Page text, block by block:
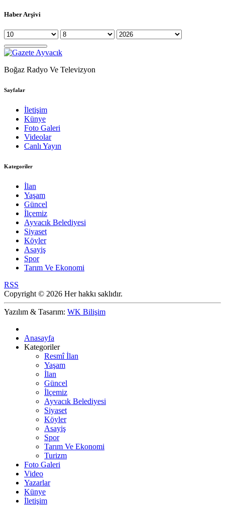
Haber Arşivi
Boğaz Radyo Ve Televizyon
Sayfalar
İletişim
Künye
Foto Galeri
Videolar
Canlı Yayın
Kategoriler
İlan
Yaşam
Güncel
İlçemiz
Ayvacık Belediyesi
Siyaset
Köyler
Asayiş
Spor
Tarım Ve Ekonomi
RSS
Copyright © 2026 Her hakkı saklıdır.
Yazılım & Tasarım: WK Bilişim
Anasayfa
Kategoriler
Resmî İlan
Yaşam
İlan
Güncel
İlçemiz
Ayvacık Belediyesi
Siyaset
Köyler
Asayiş
Spor
Tarım Ve Ekonomi
Turizm
Foto Galeri
Video
Yazarlar
Künye
İletişim